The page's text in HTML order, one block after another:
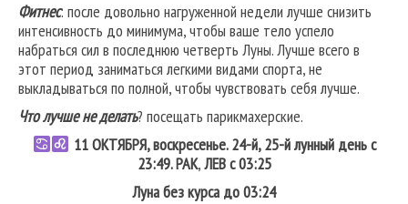
Фитнес: после довольно нагруженной недели лучше снизить
интенсивность до минимума, чтобы ваше тело успело
набраться сил в последнюю четверть Луны. Лучше всего в
этот период заниматься легкими видами спорта, не
выкладываться по полной, чтобы чувствовать себя лучше.
Что лучше не делать? посещать парикмахерские.
11ОКТЯБРЯ, воскресенье. 24-й, 25-й лунный день с
23:49.РАК,ЛЕВс 03:25
Луна без курса до 03:24